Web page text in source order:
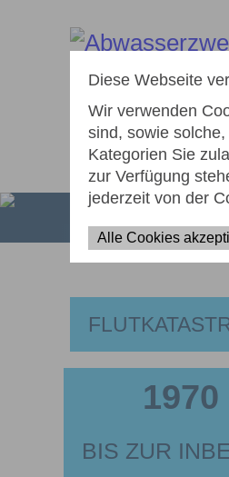
Diese Webseite
Wir verwenden
sind, sowie
Kategorien Sie
zur Verfügung
jederzeit von der
Alle Cookies
Seiteninhalt
Navigation
Fußzeile
1970
BIS ZUR
AKTUELLES